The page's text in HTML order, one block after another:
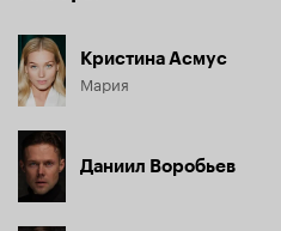
Кристина Асмус
Мария
Даниил Воробьев